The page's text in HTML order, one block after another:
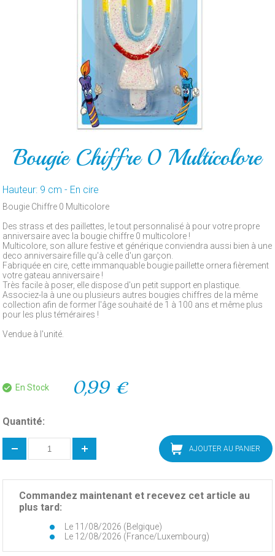
Bougie Chiffre 0 Multicolore
Hauteur: 9 cm - En cire
Bougie Chiffre 0 Multicolore
Des strass et des paillettes, le tout personnalisé à pour votre propre
anniversaire avec la bougie chiffre 0 multicolore !
Multicolore, son allure festive et générique conviendra aussi bien à une
deco anniversaire fille qu'à celle d'un garçon.
Fabriquée en cire, cette immanquable bougie paillette ornera fièrement
votre gateau anniversaire !
Très facile à poser, elle dispose d'un petit support en plastique.
Associez-la à une ou plusieurs autres bougies chiffres de la même
collection afin de former l'âge souhaité de 1 à 100 ans et même plus
pour les plus téméraires !
Vendue à l'unité.
En Stock 0,99 €
Quantité:
AJOUTER AU PANIER
Commandez maintenant et recevez cet article au
plus tard:
Le 11/08/2026 (Belgique)
Le 12/08/2026 (France/Luxembourg)